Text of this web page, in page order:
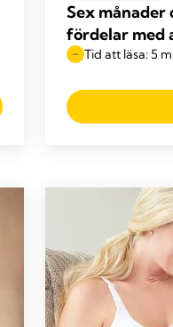
Sex
fördelar med
Tid att läsa: 5